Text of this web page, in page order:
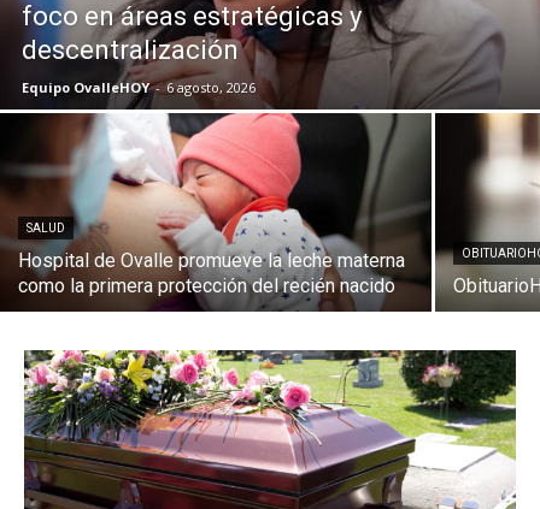
foco en áreas estratégicas y
descentralización
Equipo OvalleHOY - 6 agosto, 2026
SALUD
Hospital de Ovalle promueve la leche materna
como la primera protección del recién nacido